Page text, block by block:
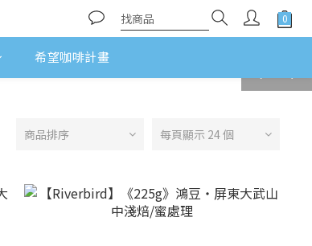
希望咖啡計畫
商品排序 每頁顯示 24 個